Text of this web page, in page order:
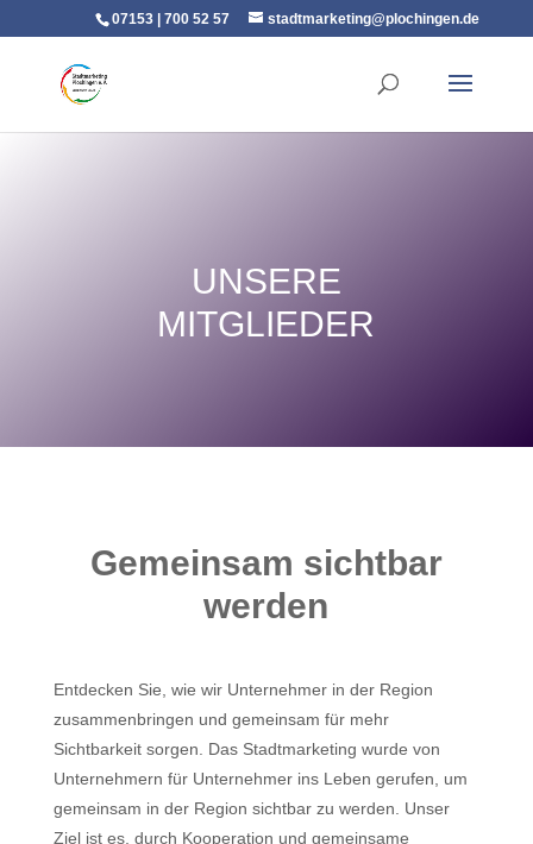
07153 | 700 52 57 stadtmarketing@plochingen.de
UNSERE
MITGLIEDER
Gemeinsam sichtbar
werden
Entdecken Sie, wie wir Unternehmer in der Region
zusammenbringen und gemeinsam für mehr
Sichtbarkeit sorgen. Das Stadtmarketing wurde von
Unternehmern für Unternehmer ins Leben gerufen, um
gemeinsam in der Region sichtbar zu werden. Unser
Ziel ist es, durch Kooperation und gemeinsame